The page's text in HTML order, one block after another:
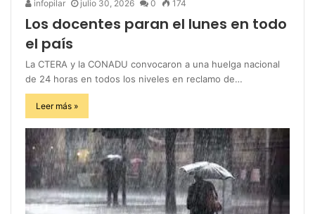
infopilar julio 30, 2026 0 174
Los docentes paran el lunes en todo
el país
La CTERA y la CONADU convocaron a una huelga nacional
de 24 horas en todos los niveles en reclamo de…
Leer más »